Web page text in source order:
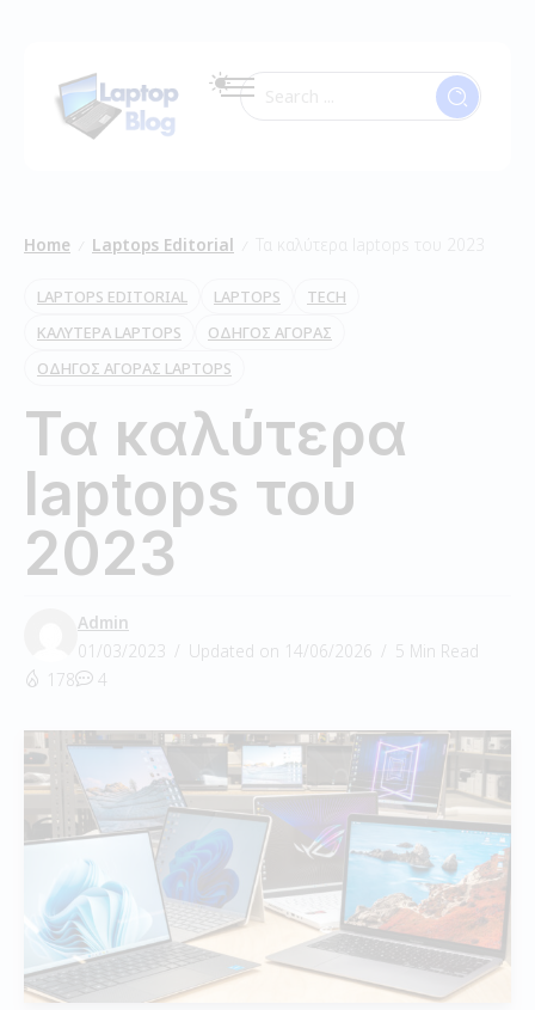
Home Laptops Editorial Τα καλύτερα laptops του 2023
LAPTOPS EDITORIAL LAPTOPS
TECH
ΚΑΛΥΤΕΡΑ LAPTOPS
ΟΔΗΓΟΣ ΑΓΟΡΑΣ
ΟΔΗΓΟΣ ΑΓΟΡΑΣ LAPTOPS
Τα καλύτερα
laptops του
2023
Admin
01/03/2023
Updated on 14/06/2026
5 Min Read
178
4